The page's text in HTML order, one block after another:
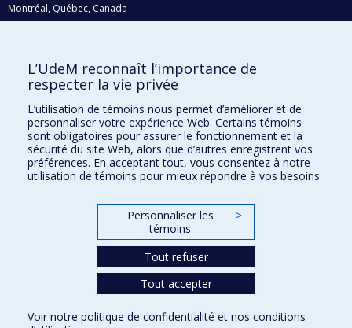
Montréal, Québec, Canada
H3C 3J7
Qui fait quoi?
Nous trouver
Plan du site
Accessibilité
L’UdeM reconnaît l’importance de
respecter la vie privée
L’utilisation de témoins nous permet d’améliorer et de
personnaliser votre expérience Web. Certains témoins
sont obligatoires pour assurer le fonctionnement et la
sécurité du site Web, alors que d’autres enregistrent vos
préférences. En acceptant tout, vous consentez à notre
utilisation de témoins pour mieux répondre à vos besoins.
Personnaliser les
témoins
>
Tout refuser
Tout accepter
Voir notre politique de confidentialité et nos conditions